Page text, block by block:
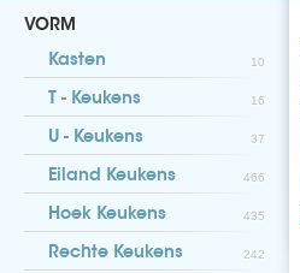
VORM
Kasten 10
T - Keukens 16
U - Keukens 37
Eiland Keukens 466
Hoek Keukens 435
Rechte Keukens 242